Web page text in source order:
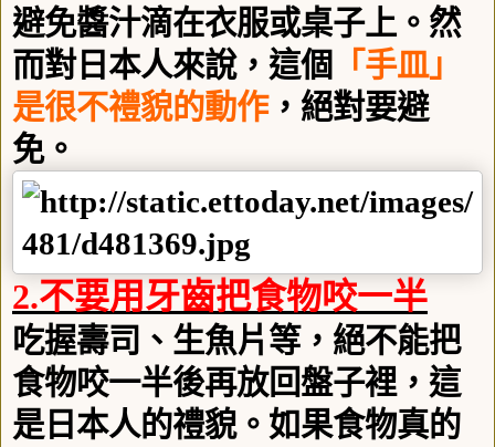
避免醬汁滴在衣服或桌子上。然
而對日本人來說，這個
「手皿」
是很不禮貌的動作，絕對要避
免。
2.不要用牙齒把食物咬一半
吃握壽司、生魚片等，絕不能把
食物咬一半後再放回盤子裡，這
是日本人的禮貌。如果食物真的